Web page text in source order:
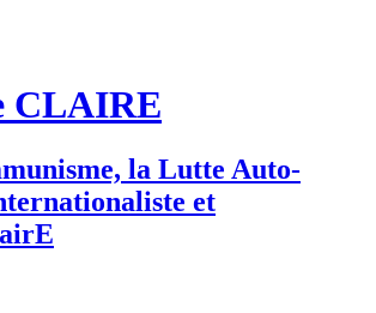
CLAIRE
la Lutte Auto-
et
E